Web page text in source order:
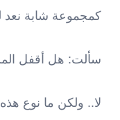
كمجموعة شابة نعد
سألت: هل أقفل
لا.. ولكن ما نوع